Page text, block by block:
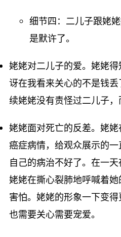
细节四：二儿子跟姥
是默许了。
姥姥对二儿子的爱。姥姥
讶在我看来关心的不是钱
续姥姥没有责怪过二儿子，
姥姥面对死亡的反差。姥
癌症病情，给观众展示的
自己的病治不好了。在一
姥姥在撕心裂肺地呼喊着
害怕。姥姥的形象一下变
也需要关心需要宠爱。